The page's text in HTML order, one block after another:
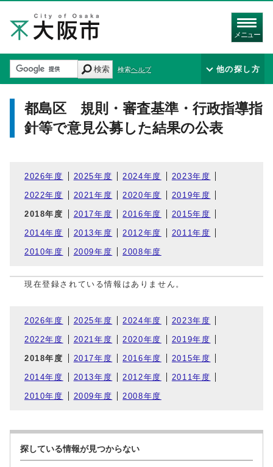
メニュー
検索 検索ヘルプ 他の探し方
都島区 規則・審査基準・行政指導指
針等で意見公募した結果の公表
2026年度 2025年度 2024年度 2023年度
2022年度 2021年度 2020年度 2019年度
2018年度 2017年度 2016年度 2015年度
2014年度 2013年度 2012年度 2011年度
2010年度 2009年度 2008年度
現在登録されている情報はありません。
2026年度 2025年度 2024年度 2023年度
2022年度 2021年度 2020年度 2019年度
2018年度 2017年度 2016年度 2015年度
2014年度 2013年度 2012年度 2011年度
2010年度 2009年度 2008年度
探している情報が見つからない